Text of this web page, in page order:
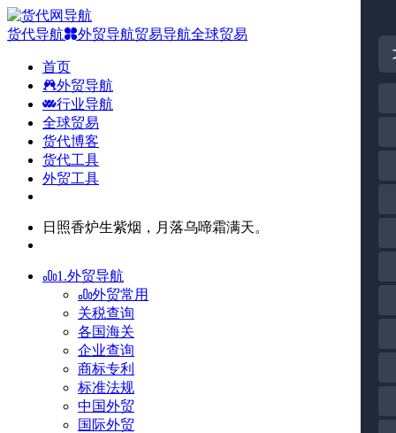
货代导航 外贸导航贸易导航全球贸易
首页
外贸导航
行业导航
全球贸易
货代博客
货代工具
外贸工具
日照香炉生紫烟，月落乌啼霜满天。
1.外贸导航
外贸常用
关税查询
各国海关
企业查询
商标专利
标准法规
中国外贸
国际外贸